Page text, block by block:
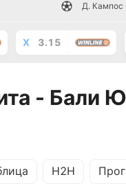
Д. Кампос
X 3.15
- Бали
H2H